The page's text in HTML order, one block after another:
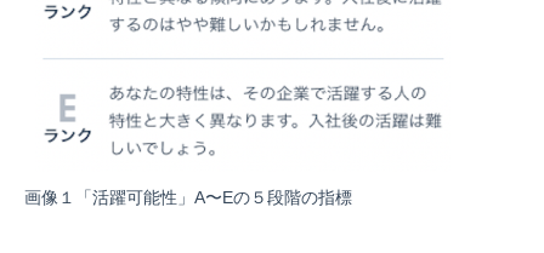
画像１「活躍可能性」A〜Eの５段階の指標